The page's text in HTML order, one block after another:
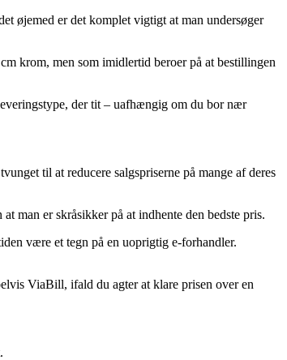
øjemed er det komplet vigtigt at man undersøger
krom, men som imidlertid beroer på at bestillingen
der tit – uafhængig om du bor nær
til at reducere salgspriserne på mange af deres
man er skråsikker på at indhente den bedste pris.
være et tegn på en uoprigtig e-forhandler.
ViaBill, ifald du agter at klare prisen over en